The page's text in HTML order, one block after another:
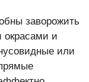
заворожить
и
или